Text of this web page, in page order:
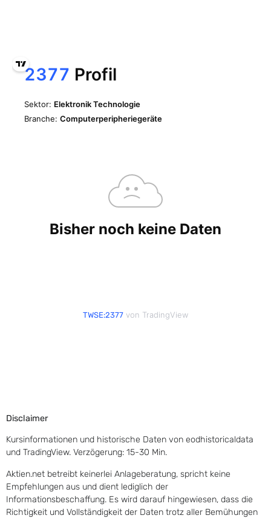
TWSE:2377 von TradingView
Disclaimer
Kursinformationen und historische Daten von eodhistoricaldata
und TradingView. Verzögerung: 15-30 Min.
Aktien.net betreibt keinerlei Anlageberatung, spricht keine
Empfehlungen aus und dient lediglich der
Informationsbeschaffung. Es wird darauf hingewiesen, dass die
Richtigkeit und Vollständigkeit der Daten trotz aller Bemühungen